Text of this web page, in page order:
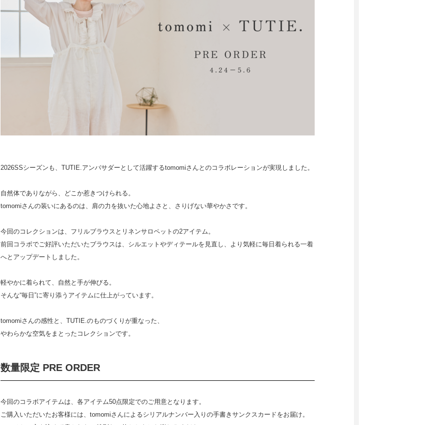
2026SSシーズンも、TUTIE.アンバサダーとして活躍するtomomiさんとのコラボレーションが実現しました。
自然体でありながら、どこか惹きつけられる。
tomomiさんの装いにあるのは、肩の力を抜いた心地よさと、さりげない華やかさです。
今回のコレクションは、フリルブラウスとリネンサロペットの2アイテム。
前回コラボでご好評いただいたブラウスは、シルエットやディテールを見直し、より気軽に毎日着られる一着
へとアップデートしました。
軽やかに着られて、自然と手が伸びる。
そんな“毎日”に寄り添うアイテムに仕上がっています。
tomomiさんの感性と、TUTIE.のものづくりが重なった、
やわらかな空気をまとったコレクションです。
数量限定 PRE ORDER
今回のコラボアイテムは、各アイテム50点限定でのご用意となります。
ご購入いただいたお客様には、tomomiさんによるシリアルナンバー入りの手書きサンクスカードをお届け。